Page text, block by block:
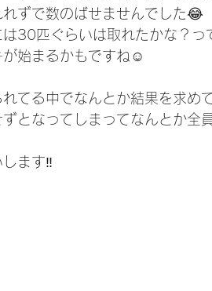
ずで数のばせませんでした😂
30匹ぐらいは取れたかな？っ
が始まるかもですね☺️
てる中でなんとか結果を求め
となってしまってなんとか全
ます‼️